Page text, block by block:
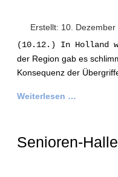
Erstellt: 10. Dezember
(10.12.) In Holland
der Region gab es
Konsequenz der
Weiterlesen …
Senioren-